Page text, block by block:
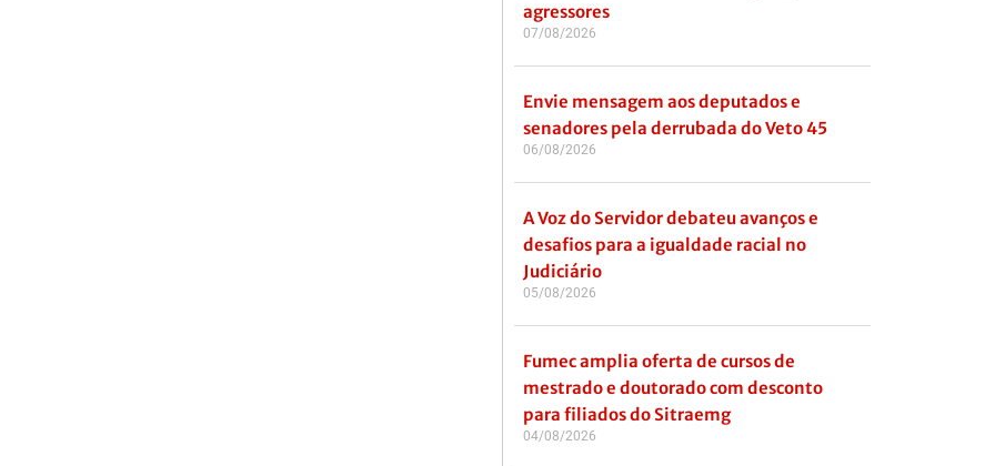
agressores
07/08/2026
Envie mensagem aos deputados e
senadores pela derrubada do Veto 45
06/08/2026
A Voz do Servidor debateu avanços e
desafios para a igualdade racial no
Judiciário
05/08/2026
Fumec amplia oferta de cursos de
mestrado e doutorado com desconto
para filiados do Sitraemg
04/08/2026